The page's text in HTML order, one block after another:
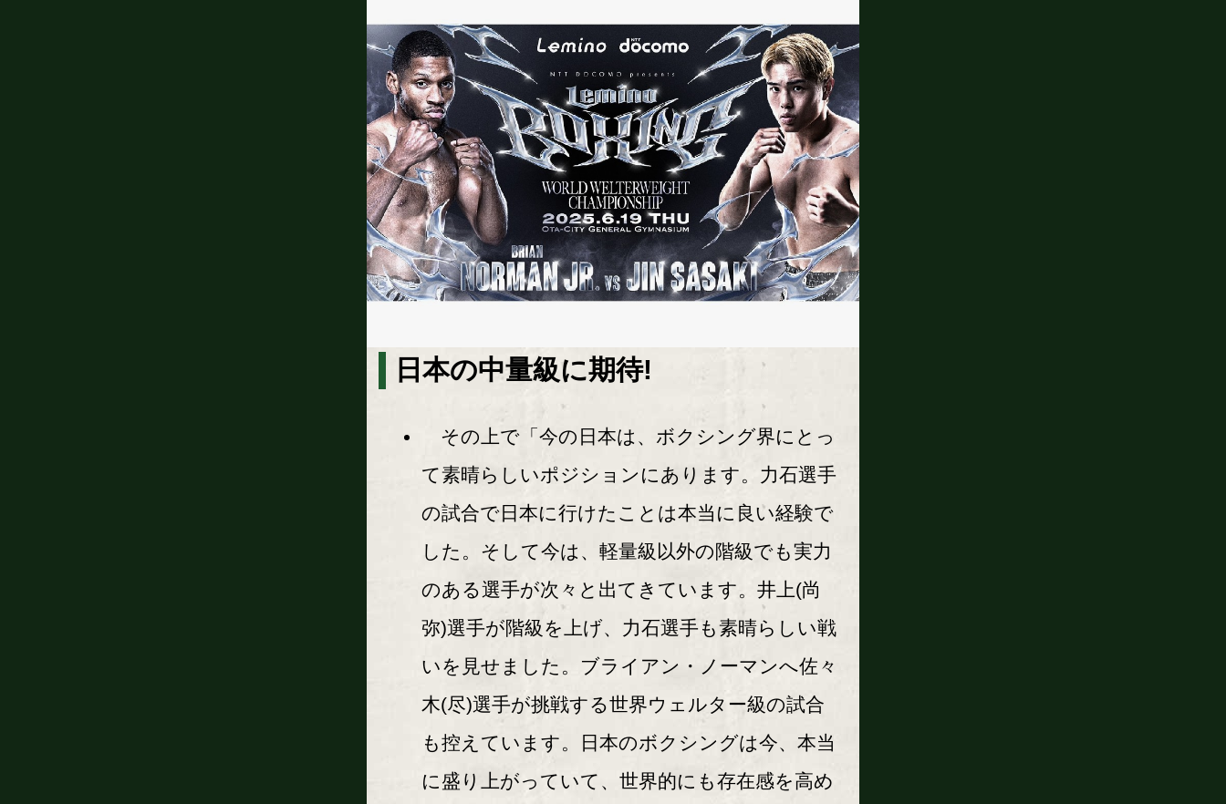
日本の中量級に期待!
その上で「今の日本は、ボクシング界にとっ
て素晴らしいポジションにあります。力石選手
の試合で日本に行けたことは本当に良い経験で
した。そして今は、軽量級以外の階級でも実力
のある選手が次々と出てきています。井上(尚
弥)選手が階級を上げ、力石選手も素晴らしい戦
いを見せました。ブライアン・ノーマンへ佐々
木(尽)選手が挑戦する世界ウェルター級の試合
も控えています。日本のボクシングは今、本当
に盛り上がっていて、世界的にも存在感を高め